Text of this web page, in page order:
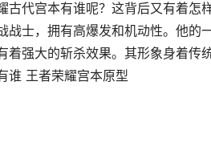
古代宫本有谁呢？这背后又有着怎
战士，拥有高爆发和机动性。他的
着强大的斩杀效果。其形象身着传
谁 王者荣耀宫本原型